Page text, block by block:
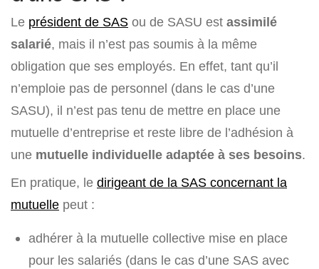
Le président de SAS ou de SASU est assimilé
salarié, mais il n’est pas soumis à la même
obligation que ses employés. En effet, tant qu’il
n’emploie pas de personnel (dans le cas d’une
SASU), il n’est pas tenu de mettre en place une
mutuelle d’entreprise et reste libre de l’adhésion à
une mutuelle individuelle adaptée à ses besoins.
En pratique, le dirigeant de la SAS concernant la
mutuelle peut :
adhérer à la mutuelle collective mise en place
pour les salariés (dans le cas d’une SAS avec